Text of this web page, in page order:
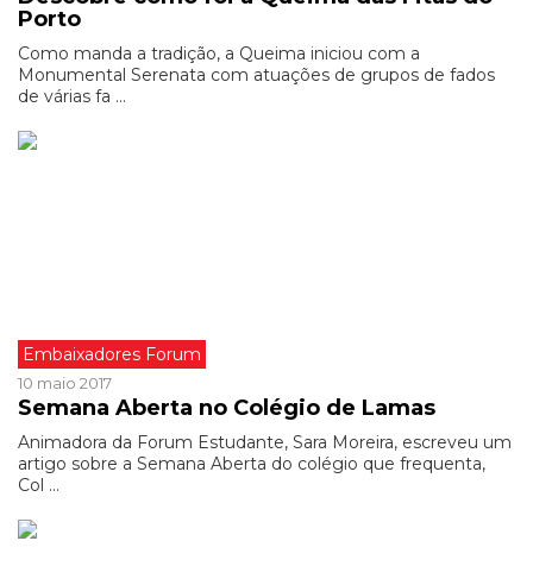
Porto
Como manda a tradição, a Queima iniciou com a
Monumental Serenata com atuações de grupos de fados
de várias fa ...
Embaixadores Forum
10 maio 2017
Semana Aberta no Colégio de Lamas
Animadora da Forum Estudante, Sara Moreira, escreveu um
artigo sobre a Semana Aberta do colégio que frequenta,
Col ...